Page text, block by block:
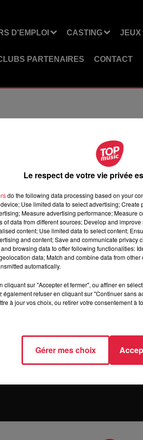
D'EMPLOI CASTING JEUX
PARTENAIRES CONTACT
D'EMPLOI CASTING
CLUBS PARTENAIRES
des cookies Règlement des
Archives 2026 2025 2024
Le respect de votre vie privée
do the following data processing based on your
Use limited data to select advertising;
Measure advertising performance; Measure
of data from different sources; Develop and
content; Use limited data to select content;
and content; Save and communicate privacy
browsing data to offer following functionalities:
data; Match and combine data from
automatically.
cliquant sur "Accepter et fermer", ou affiner en
également refuser en cliquant sur "Continuer sans
à jour vos choix, ou retirer votre consentement à
Gérer mes choix